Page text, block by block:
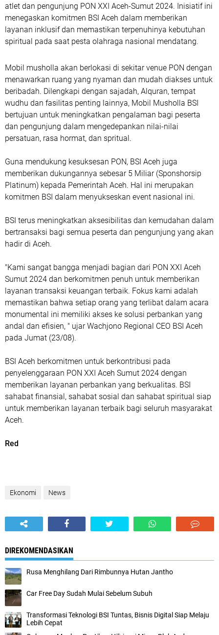
atlet dan pengunjung PON XXI Aceh-Sumut 2024. Inisiatif ini
menegaskan komitmen BSI Aceh dalam memberikan
layanan inklusif dan memastikan terpenuhinya kebutuhan
spiritual pada saat pesta olahraga nasional mendatang.
Mobil musholla akan berlokasi di sekitar venue PON dengan
menawarkan ruang yang nyaman dan mudah diakses untuk
beribadah. Dilengkapi dengan sajadah, Alquran, tempat
wudhu dan fasilitas penting lainnya, Mobil Musholla BSI
bertujuan untuk meningkatkan pengalaman bagi peserta
dan pengunjung dalam mengedepankan nilai-nilai
persatuan, rasa hormat, dan spritual.
Guna mendukung kesuksesan PON, BSI Aceh juga
memberikan dukungannya sebesar 5 Miliar (Sponshorsip
Platinum) kepada Pemerintah Aceh. Hal ini merupakan
komitmen BSI dalam menyukseskan event nasional ini.
BSI terus meningkatkan aksesibilitas dan kemudahan dalam
bertransaksi bagi semua peserta dan pengunjung yang akan
hadir di Aceh.
"Kami sangat bangga menjadi bagian dari PON XXI Aceh
Sumut 2024 dan berkomitmen penuh untuk memberikan
layanan transaksi keuangan terbaik. Fokus kami adalah
memastikan bahwa setiap orang yang terlibat dalam acara
monumental ini memiliki akses ke solusi perbankan yang
andal dan efisien, " ujar Wachjono Regional CEO BSI Aceh
pada Jumat (23/08).
BSI Aceh berkomitmen untuk berkontribusi pada
penyelenggaraan PON XXI Aceh Sumut 2024 dengan
memberikan layanan perbankan yang berkualitas. BSI
sahabat finansial, sahabat sosial dan sahabat spiritual siap
untuk memberikan layanan terbaik bagi seluruh masyarakat
Aceh.
Red
Ekonomi News
DIREKOMENDASIKAN
Rusa Menghilang Dari Rimbunnya Hutan Jantho
Car Free Day Sudah Mulai Sebelum Subuh
Transformasi Teknologi BSI Tuntas, Bisnis Digital Siap Melaju
Lebih Cepat